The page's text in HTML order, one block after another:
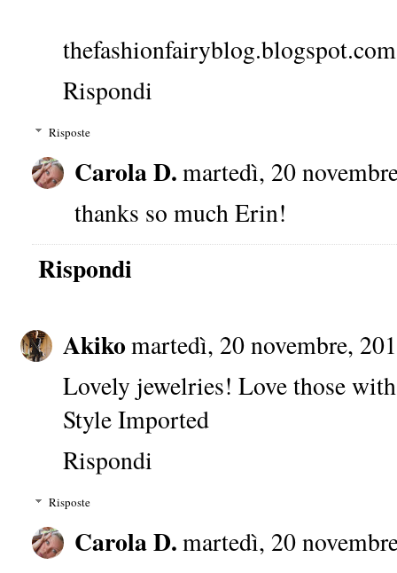
thefashionfairyblog.blogspot.com
Rispondi
Risposte
Carola D.martedì, 20
thanks so much Erin!
Rispondi
Akikomartedì, 20 novembre,
Lovely jewelries! Love those
Style Imported
Rispondi
Risposte
Carola D.martedì, 20